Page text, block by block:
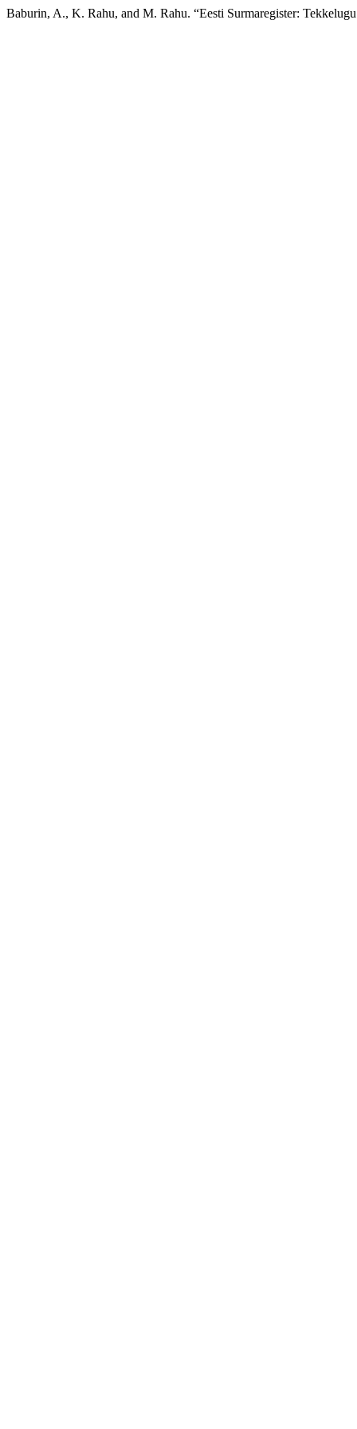
Baburin, A., K. Rahu, and M. Rahu. “Eesti Surmaregister: